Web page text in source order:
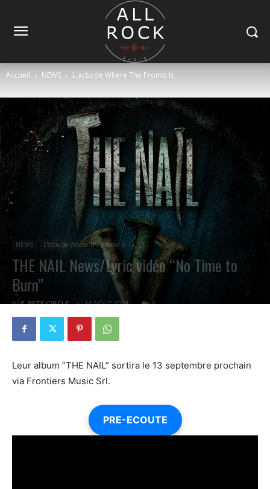
Accueil NEWS L'actu de Where The Promo Is
NEWS L'actu de Where The Promo Is
THE NAIL News/Lyric vidéo “No Time to
Burn”
PAR PETE CIRCLE 14 AOÛT 2024 0
Leur album “THE NAIL” sortira le 13 septembre prochain
via Frontiers Music Srl.
PRE-ECOUTE